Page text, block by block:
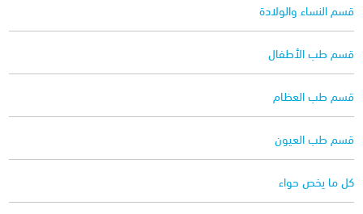
قسم النساء والولادة
قسم طب الأطفال
قسم طب العظام
قسم طب العيون
كل ما يخص حواء